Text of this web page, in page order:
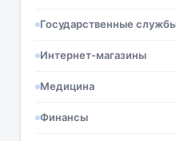
Государственные
Интернет-магазины
Медицина
Финансы